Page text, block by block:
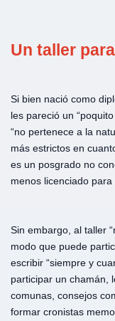
Un taller
Si bien nació como
les pareció un
“no pertenece a la
más estrictos en
es un posgrado no
menos licenciado para
Sin embargo, al taller
modo que puede
escribir “siempre y
participar un chamán,
comunas, consejos
formar cronistas